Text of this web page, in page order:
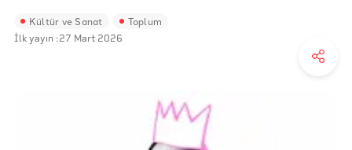
Kültür ve Sanat Toplum
İlk yayın :27 Mart 2026